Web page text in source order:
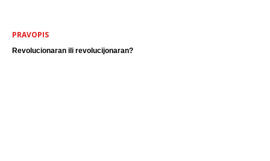
PRAVOPIS
Revolucionaran ili revolucijonaran?